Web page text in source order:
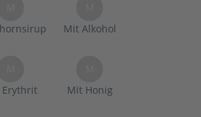
Mit Alkohol
Mit Honig